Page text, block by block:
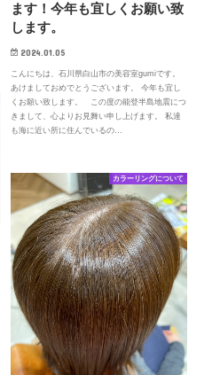
ます！今年も宜しくお願い致
します。
2024.01.05
こんにちは、石川県白山市の美容室gumiです。
あけましておめでとうございます。 今年も宜し
くお願い致します。 この度の能登半島地震につ
きまして、心よりお見舞い申し上げます。 私達
も海に近い所に住んでいるの…
カラーリングについて